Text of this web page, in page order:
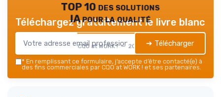
TOP 10 des solutions
IA pour la qualité
CQO at WORK ! — 2026
Téléchargez gratuitement le livre blanc
➔ Télécharger
* En remplissant ce formulaire, j’accepte d’être contacté(e) à
des fins commerciales par CQO at WORK ! et ses partenaires.